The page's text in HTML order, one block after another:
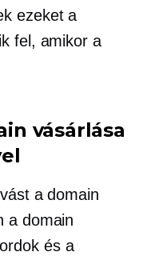
ezeket a
fel, amikor a
vásárlása
a domain
a domain
és a